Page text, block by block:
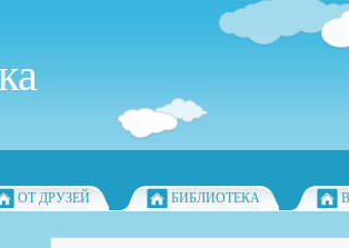
ОТ ДРУЗЕЙ БИБЛИОТЕКА